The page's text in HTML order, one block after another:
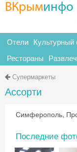
ВКрыминфо
Отели Культурный
Рестораны
Супермаркеты
Ассорти
Симферополь,
Последние